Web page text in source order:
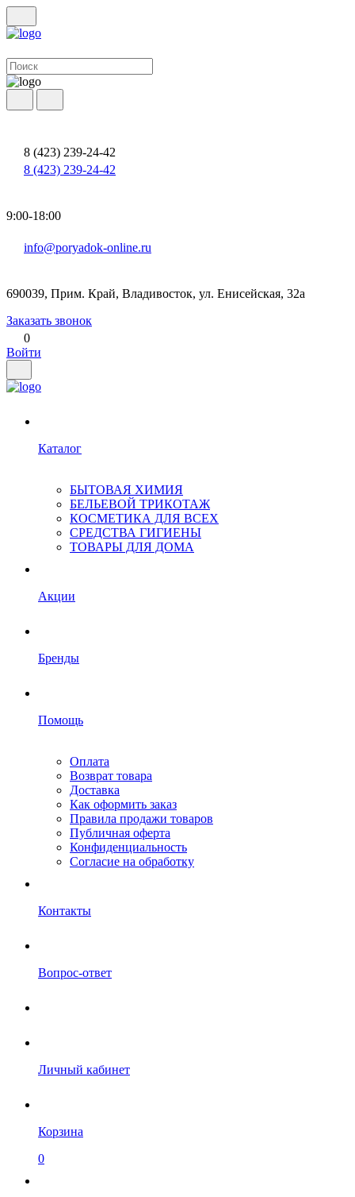
8 (423) 239-24-42
8 (423) 239-24-42
9:00-18:00
info@poryadok-online.ru
690039, Прим. Край, Владивосток, ул. Енисейская, 32а
Заказать звонок
0
Войти
Каталог
БЫТОВАЯ ХИМИЯ
БЕЛЬЕВОЙ ТРИКОТАЖ
КОСМЕТИКА ДЛЯ ВСЕХ
СРЕДСТВА ГИГИЕНЫ
ТОВАРЫ ДЛЯ ДОМА
Акции
Бренды
Помощь
Оплата
Возврат товара
Доставка
Как оформить заказ
Правила продажи товаров
Публичная оферта
Конфиденциальность
Согласие на обработку
Контакты
Вопрос-ответ
Личный кабинет
Корзина
0